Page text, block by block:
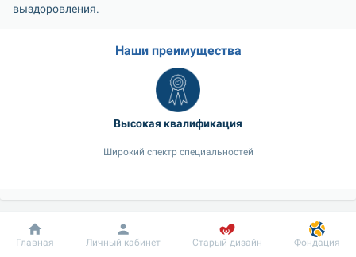
выздоровления.
Наши преимущества
Высокая квалификация
Широкий спектр специальностей
Наши врачи
Добробут Информация Пациенту
Главная Личный кабинет Старый дизайн Фондация